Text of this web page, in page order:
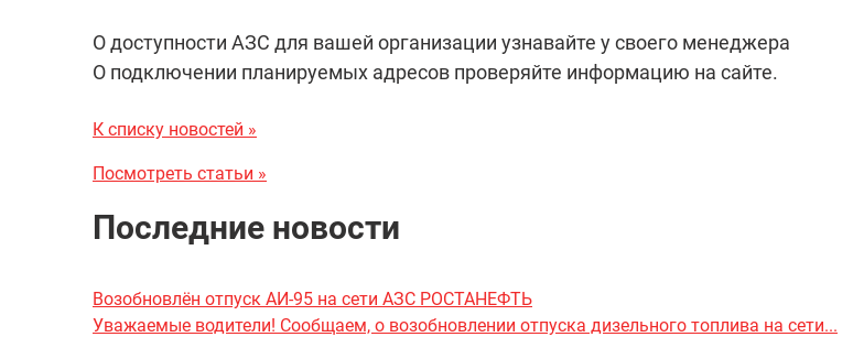
О доступности АЗС для вашей организации узнавайте у своего менеджера
О подключении планируемых адресов проверяйте информацию на сайте.
К списку новостей »
Посмотреть статьи »
Последние новости
Возобновлён отпуск АИ-95 на сети АЗС РОСТАНЕФТЬ
Уважаемые водители! Сообщаем, о возобновлении отпуска дизельного топлива на сети...